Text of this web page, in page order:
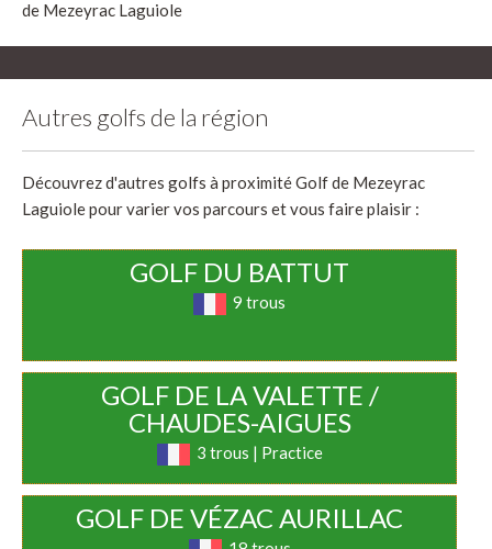
de Mezeyrac Laguiole
Autres golfs de la région
Découvrez d'autres golfs à proximité Golf de Mezeyrac
Laguiole pour varier vos parcours et vous faire plaisir :
GOLF DU BATTUT
9 trous
GOLF DE LA VALETTE /
CHAUDES-AIGUES
3 trous | Practice
GOLF DE VÉZAC AURILLAC